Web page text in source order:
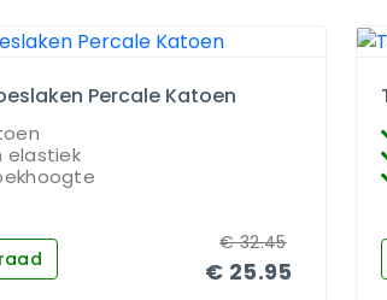
Percale Katoen
elastiek
€ 25.95
€32.45